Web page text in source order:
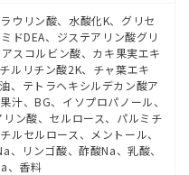
ウリン酸、水酸化K、グリセ
ドDEA、ジステアリン酸グリ
スコルビン酸、カキ果実エキ
ルリチン酸2K、チャ葉エキ
、テトラヘキシルデカン酸ア
汁、BG、イソプロパノール、
ン酸、セルロース、パルミチ
ルセルロース、メントール、
、リンゴ酸、酢酸Na、乳酸、
、香料